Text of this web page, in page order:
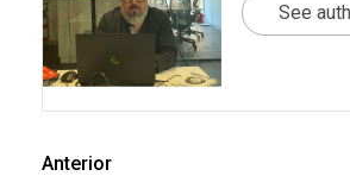
See
Anterior